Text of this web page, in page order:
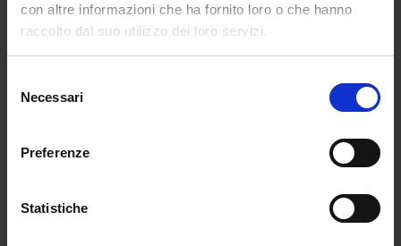
con altre informazioni che ha fornito loro o che hanno
raccolto dal suo utilizzo dei loro servizi.
delNecessari
Preferenze
Statistiche
MUSEUM OF DREAMERS: sognare nel
cuore di Roma
daMartina Gallazzi|Set 27, 2023|CULTURE
Roma apre le sue porte al Museum of